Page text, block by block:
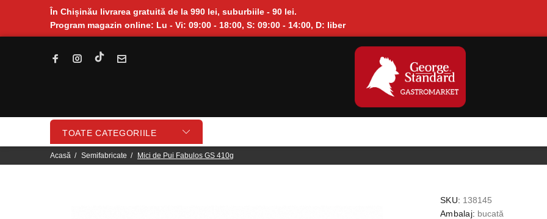
În Chișinău livrarea gratuită de la 990 lei, suburbiile - 90 lei.
Program magazin online: Lu - Vi: 09:00 - 18:00, S: 09:00 - 14:00, D: liber
TOATE CATEGORIILE
Acasă Semifabricate Mici de Pui Fabulos GS 410g
SKU: 138145
Ambalaj: bucată